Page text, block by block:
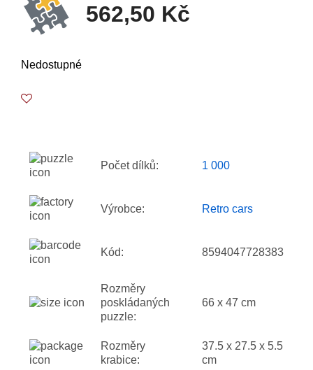
562,50 Kč
Nedostupné
Počet dílků: 1 000
Výrobce: Retro cars
Kód: 8594047728383
Rozměry
poskládaných
puzzle:
66 x 47 cm
Rozměry
krabice:
37.5 x 27.5 x 5.5
cm